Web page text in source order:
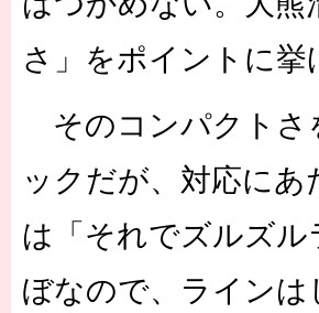
さ」をポイントに挙
そのコンパクトさ
ックだが、対応に
は「それでズルズ
ぼなので、ライン